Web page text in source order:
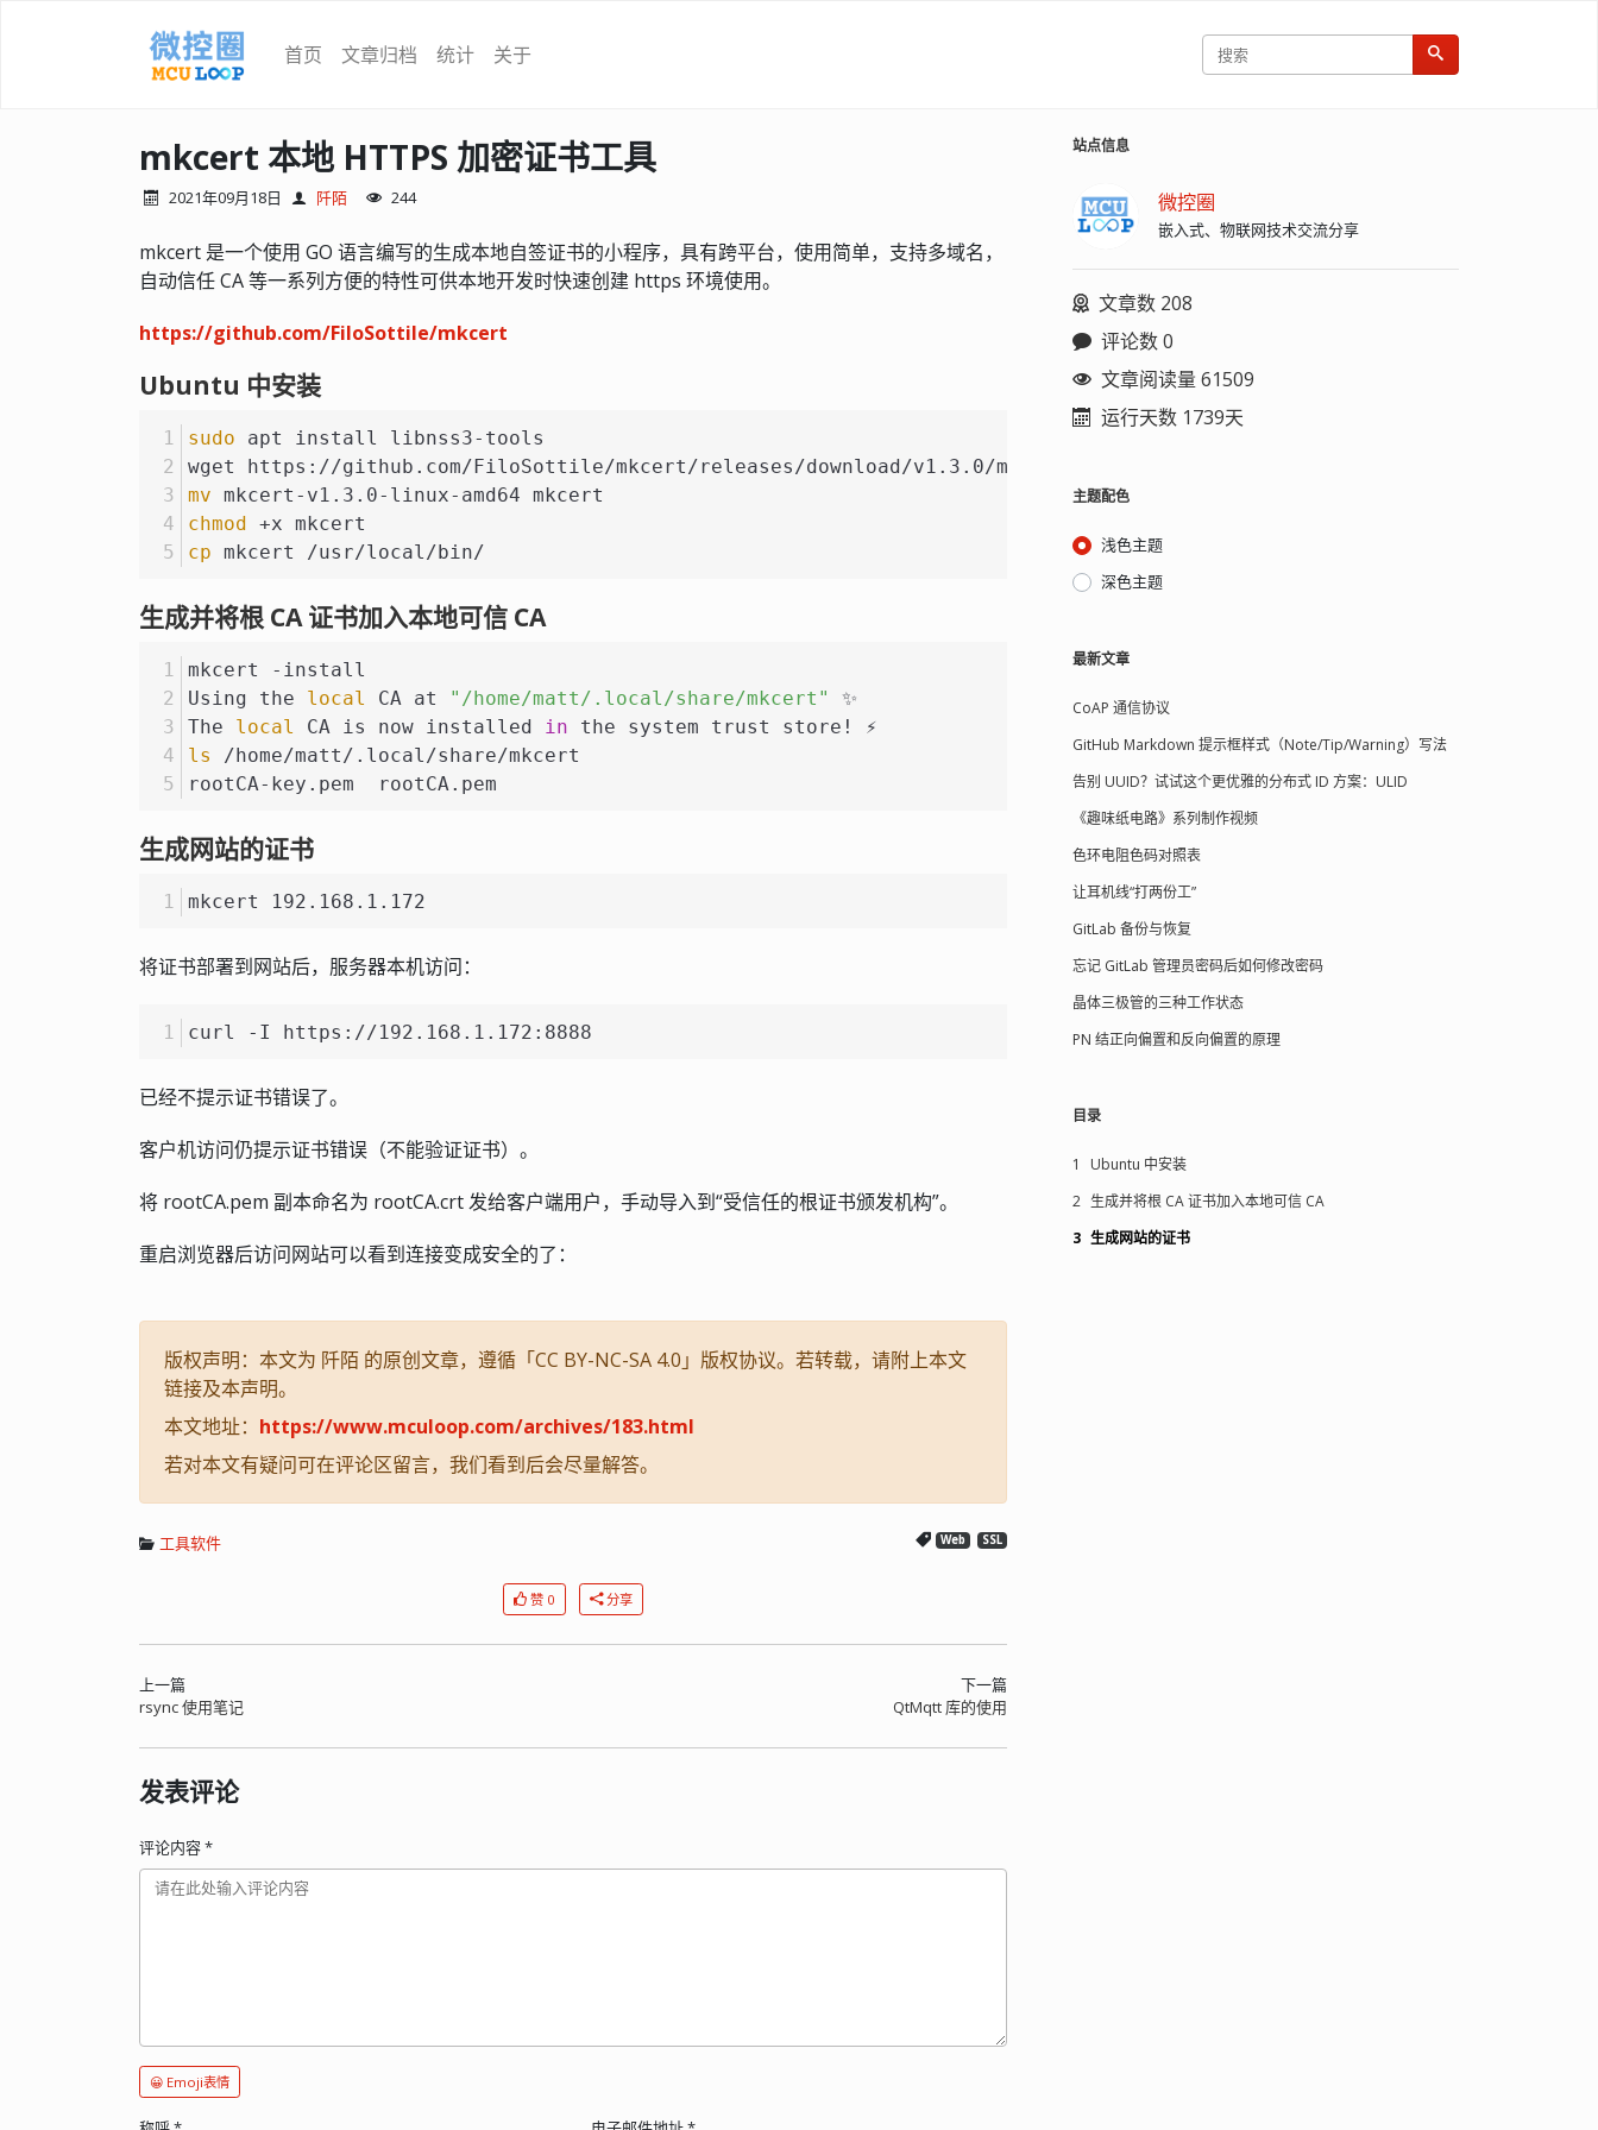
首页 文章归档 统计 关于
mkcert 本地 HTTPS 加密证书工具
2021年09月18日 阡陌 244
mkcert 是一个使用 GO 语言编写的生成本地自签证书的小程序，具有跨平台，使用简单，支持多域名，
自动信任 CA 等一系列方便的特性可供本地开发时快速创建 https 环境使用。
https://github.com/FiloSottile/mkcert
Ubuntu 中安装
sudo apt install libnss3-tools
wget https://github.com/FiloSottile/mkcert/releases/download/v1.3.0/mkcert-v1.3.0-linux-amd64
mv mkcert-v1.3.0-linux-amd64 mkcert
chmod +x mkcert
cp mkcert /usr/local/bin/
生成并将根 CA 证书加入本地可信 CA
mkcert -install
Using the local CA at "/home/matt/.local/share/mkcert"
✨
The local CA is now installed in the system trust store! ⚡️
ls
/home/matt/.local/share/mkcert
rootCA-key.pem  rootCA.pem
生成网站的证书
mkcert 192.168.1.172
将证书部署到网站后，服务器本机访问：
curl -I https://192.168.1.172:8888
已经不提示证书错误了。
客户机访问仍提示证书错误（不能验证证书）。
将 rootCA.pem 副本命名为 rootCA.crt 发给客户端用户，手动导入到“受信任的根证书颁发机构”。
重启浏览器后访问网站可以看到连接变成安全的了：
版权声明：本文为 阡陌 的原创文章，遵循「CC BY-NC-SA 4.0」版权协议。若转载，请附上本文
链接及本声明。
本文地址： https://www.mculoop.com/archives/183.html
若对本文有疑问可在评论区留言，我们看到后会尽量解答。
工具软件 Web SSL
赞 0 分享
上一篇
rsync 使用笔记
下一篇
QtMqtt 库的使用
发表评论
评论内容*
😀 Emoji表情
站点信息
微控圈
嵌入式、物联网技术交流分享
文章数 208
评论数 0
文章阅读量 61509
运行天数 1739天
主题配色
浅色主题
深色主题
最新文章
CoAP 通信协议
GitHub Markdown 提示框样式（Note/Tip/Warning）写法
告别 UUID？试试这个更优雅的分布式 ID 方案：ULID
《趣味纸电路》系列制作视频
色环电阻色码对照表
让耳机线“打两份工”
GitLab 备份与恢复
忘记 GitLab 管理员密码后如何修改密码
晶体三极管的三种工作状态
PN 结正向偏置和反向偏置的原理
目录
1
Ubuntu 中安装
2 生成并将根 CA 证书加入本地可信 CA
3 生成网站的证书